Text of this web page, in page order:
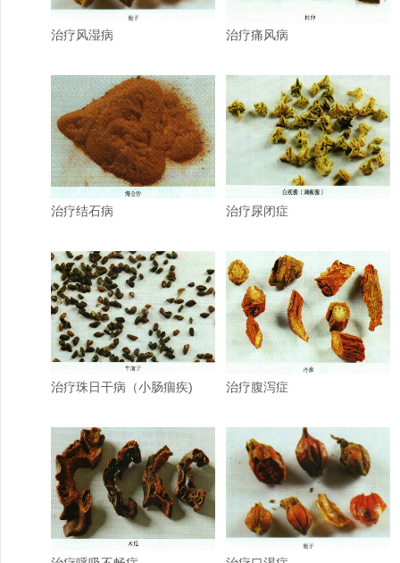
治疗风湿病 治疗痛风病
治疗结石病 治疗尿闭症
治疗珠日干病（小肠痼疾) 治疗腹泻症